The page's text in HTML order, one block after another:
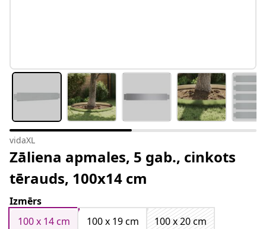
vidaXL
Zāliena apmales, 5 gab., cinkots
tērauds, 100x14 cm
Izmērs
100 x 14 cm
100 x 19 cm
100 x 20 cm